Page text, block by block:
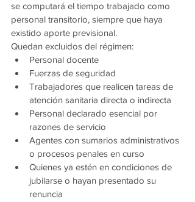
se computará el tiempo trabajado como
personal transitorio, siempre que haya
existido aporte previsional.
Quedan excluidos del régimen:
Personal docente
Fuerzas de seguridad
Trabajadores que realicen tareas de
atención sanitaria directa o indirecta
Personal declarado esencial por
razones de servicio
Agentes con sumarios administrativos
o procesos penales en curso
Quienes ya estén en condiciones de
jubilarse o hayan presentado su
renuncia